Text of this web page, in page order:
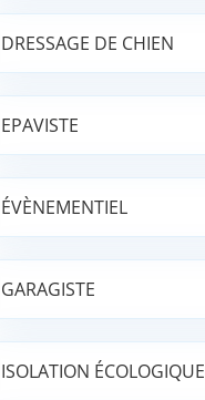
DRESSAGE DE CHIEN
EPAVISTE
ÉVÈNEMENTIEL
GARAGISTE
ISOLATION ÉCOLOGIQUE